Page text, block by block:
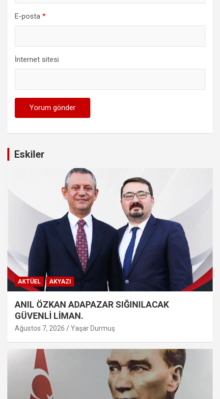
E-posta *
İnternet sitesi
Eskiler
AKTÜEL AKYAZI
ANIL ÖZKAN ADAPAZAR SIĞINILACAK
GÜVENLİ LİMAN.
Ağustos 7, 2026 Yaşar Durmuş